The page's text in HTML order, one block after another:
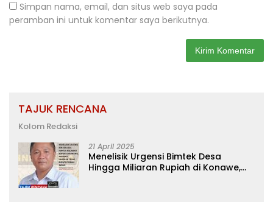
Simpan nama, email, dan situs web saya pada
peramban ini untuk komentar saya berikutnya.
TAJUK RENCANA
Kolom Redaksi
21 April 2025
Menelisik Urgensi Bimtek Desa
Hingga Miliaran Rupiah di Konawe,